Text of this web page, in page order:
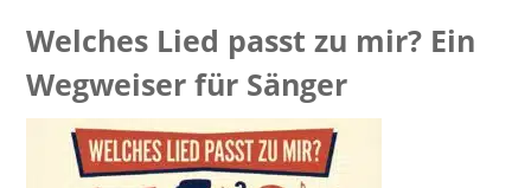
Welches Lied passt zu mir? Ein
Wegweiser für Sänger